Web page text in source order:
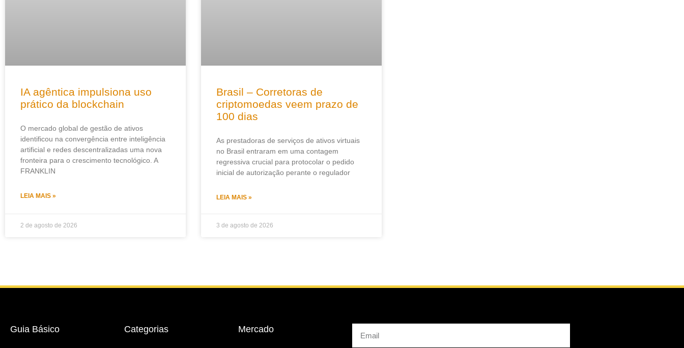
IA agêntica impulsiona uso
prático da blockchain
O mercado global de gestão de ativos
identificou na convergência entre inteligência
artificial e redes descentralizadas uma nova
fronteira para o crescimento tecnológico. A
FRANKLIN
LEIA MAIS »
2 de agosto de 2026
Brasil – Corretoras de
criptomoedas veem prazo de
100 dias
As prestadoras de serviços de ativos virtuais
no Brasil entraram em uma contagem
regressiva crucial para protocolar o pedido
inicial de autorização perante o regulador
LEIA MAIS »
3 de agosto de 2026
Guia Básico Categorias Mercado